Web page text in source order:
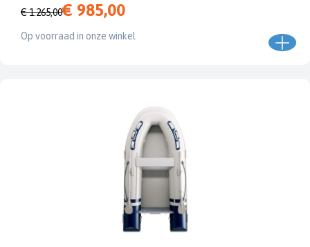
€ 1.265,00€ 985,00
Op voorraad in onze winkel